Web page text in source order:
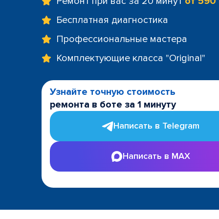
Бесплатная диагностика
Профессиональные мастера
Комплектующие класса "Original"
Узнайте точную стоимость
ремонта в боте за 1 минуту
Написать в Telegram
Написать в MAX